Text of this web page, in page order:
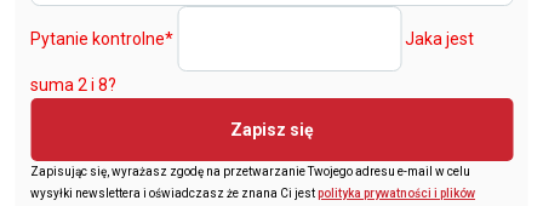
Pytanie kontrolne* Jaka jest
suma 2 i 8?
Zapisz się
Zapisując się, wyrażasz zgodę na przetwarzanie Twojego adresu e-mail w celu
wysyłki newslettera i oświadczasz że znana Ci jestpolityka prywatności i plików